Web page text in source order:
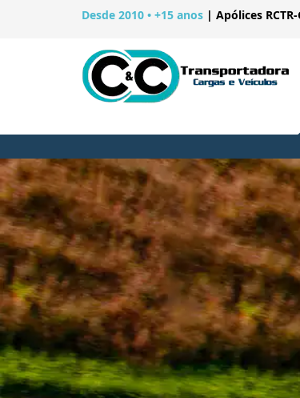
Desde 2010 • +15 anos | Apólices